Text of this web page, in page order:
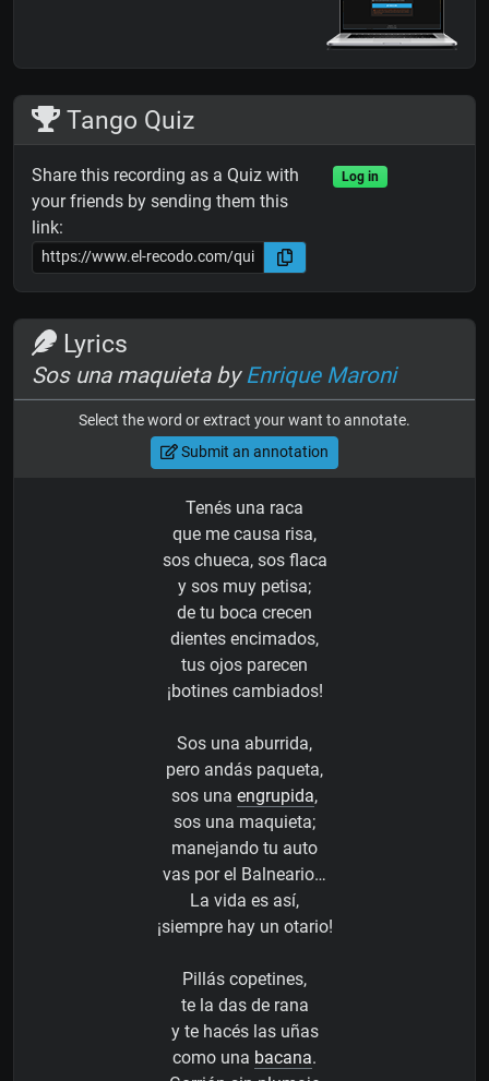
Tango Quiz
Share this recording as a Quiz with
your friends by sending them this
link:
Log in
Lyrics
Sos una maquieta byEnrique Maroni
Select the word or extract your want to annotate.
Submit an annotation
Tenés una raca
que me causa risa,
sos chueca, sos flaca
y sos muy petisa;
de tu boca crecen
dientes encimados,
tus ojos parecen
¡botines cambiados!
Sos una aburrida,
pero andás paqueta,
sos una engrupida,
sos una maquieta;
manejando tu auto
vas por el Balneario…
La vida es así,
¡siempre hay un otario!
Pillás copetines,
te la das de rana
y te hacés las uñas
como una bacana.